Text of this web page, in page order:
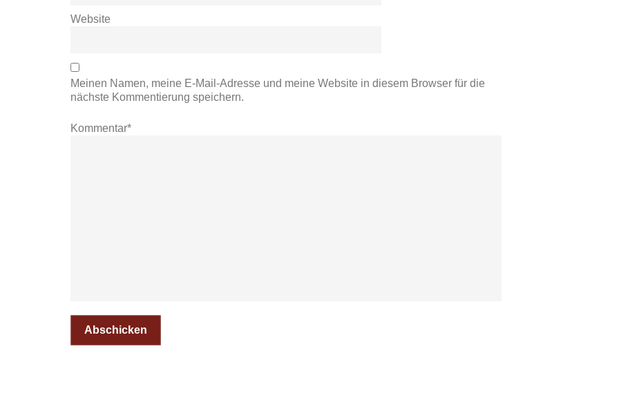
Website
Meinen Namen, meine E-Mail-Adresse und meine Website in diesem Browser für die
nächste Kommentierung speichern.
Kommentar*
Abschicken